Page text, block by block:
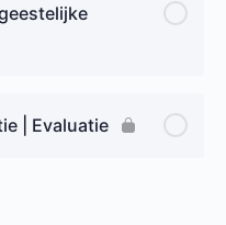
| Evaluatie